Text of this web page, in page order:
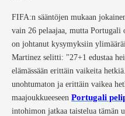
FIFA:n sääntöjen mukaan
vain 26 pelaajaa, mutta Portugali
on johtanut kysymyksiin
Martinez selitti: "27+1 edustaa
elämässään erittäin vaikeita
unohtumaton ja erittäin vaikea
maajoukkueeseen Portugali
intohimon jatkaa taistelua tämän